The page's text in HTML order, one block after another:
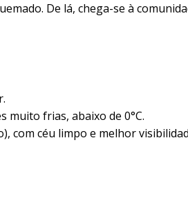
De lá, chega-se à
muito frias, abaixo de 0°C.
com céu limpo e melhor